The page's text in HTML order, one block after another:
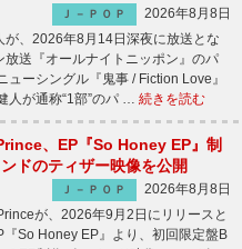
Ｊ－ＰＯＰ
2026年8月8日
、2026年8月14日深夜に放送とな
放送『オールナイトニッポン』のパ
ーシングル『鬼事 / Fiction Love』
人が通称“1部”のパ … 続きを読む
、EP『So Honey EP』制
ドのティザー映像を公開
Ｊ－ＰＯＰ
2026年8月8日
が、2026年9月2日にリリースと
『So Honey EP』より、初回限定盤B